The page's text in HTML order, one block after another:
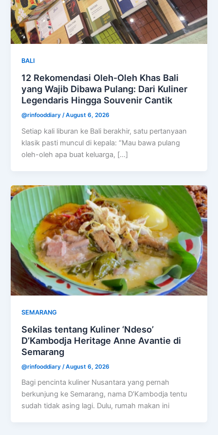
BALI
12 Rekomendasi Oleh-Oleh Khas Bali
yang Wajib Dibawa Pulang: Dari Kuliner
Legendaris Hingga Souvenir Cantik
@rinfooddiary /August 6, 2026
Setiap kali liburan ke Bali berakhir, satu pertanyaan
klasik pasti muncul di kepala: “Mau bawa pulang
oleh-oleh apa buat keluarga, […]
SEMARANG
Sekilas tentang Kuliner ‘Ndeso’
D’Kambodja Heritage Anne Avantie di
Semarang
@rinfooddiary /August 6, 2026
Bagi pencinta kuliner Nusantara yang pernah
berkunjung ke Semarang, nama D’Kambodja tentu
sudah tidak asing lagi. Dulu, rumah makan ini